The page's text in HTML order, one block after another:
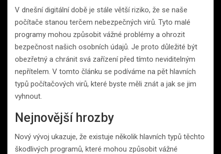
V dnešní digitální době je stále větší riziko, že se naše
počítače stanou terčem nebezpečných virů. Tyto malé
programy mohou způsobit vážné problémy a ohrozit
bezpečnost našich osobních údajů. Je proto důležité být
obezřetný a chránit svá zařízení před tímto neviditelným
nepřítelem. V tomto článku se podíváme na pět hlavních
typů počítačových virů, které byste měli znát a jak se jim
vyhnout.
Nejnovější hrozby
Nový vývoj ukazuje, že existuje několik hlavních typů těchto
škodlivých programů, které mohou způsobit vážné